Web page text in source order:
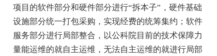
项目的软件部分和硬件部分进行“拆本子”，硬件基础
设施部分统一打包采购，实现经费的统筹集约；软件
服务部分进行局部整合，以公科院目前的技术保障力
量能运维的就自主运维，无法自主运维的就进行局部